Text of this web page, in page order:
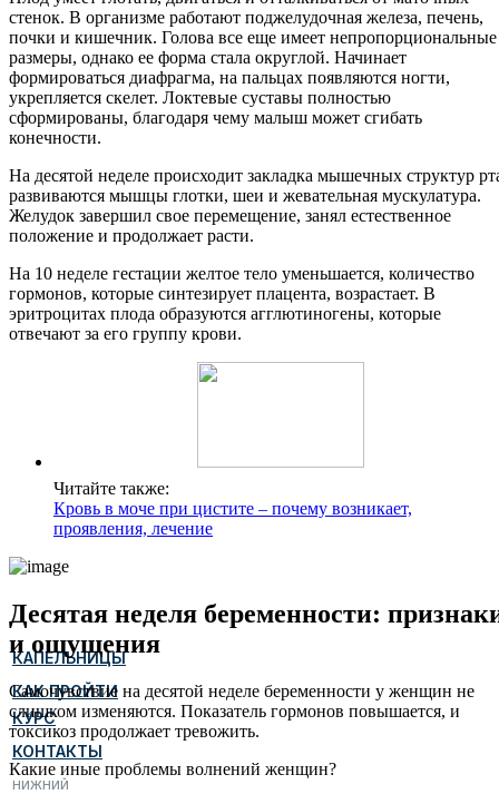
КАПЕЛЬНИЦЫ
КАК ПРОЙТИ
КУРС
КОНТАКТЫ
НИЖНИЙ
стенок. В организме работают поджелудочная железа, печень,
почки и кишечник. Голова все еще имеет непропорциональные
размеры, однако ее форма стала округлой. Начинает
формироваться диафрагма, на пальцах появляются ногти,
укрепляется скелет. Локтевые суставы полностью
сформированы, благодаря чему малыш может сгибать
конечности.
На десятой неделе происходит закладка мышечных структур
развиваются мышцы глотки, шеи и жевательная мускулатура.
Желудок завершил свое перемещение, занял естественное
положение и продолжает расти.
На 10 неделе гестации желтое тело уменьшается, количество
гормонов, которые синтезирует плацента, возрастает. В
эритроцитах плода образуются агглютиногены, которые
отвечают за его группу крови.
Читайте также:
Кровь в моче при цистите – почему возникает,
проявления, лечение
Десятая неделя беременности:
и ощущения
Самочувствие на десятой неделе беременности у женщин не
слишком изменяются. Показатель гормонов повышается, и
токсикоз продолжает тревожить.
Какие иные проблемы волнений женщин?